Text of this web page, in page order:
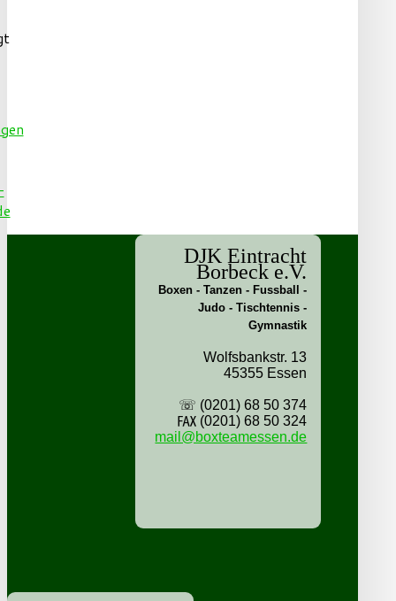
DJK Eintracht
Borbeck e.V.
Boxen - Tanzen - Fussball -
Judo - Tischtennis -
Gymnastik
Wolfsbankstr. 13
45355 Essen
☏ (0201) 68 50 374
℻ (0201) 68 50 324
mail@boxteamessen.de